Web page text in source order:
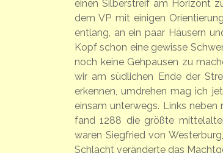
einen Silberstreif am Horizont
dem VP mit einigen
entlang, an ein paar Häusern
Kopf schon eine gewisse
noch keine Gehpausen zu
wir am südlichen Ende der
erkennen, umdrehen mag ich
einsam unterwegs. Links
fand 1288 die größte
waren Siegfried von
Schlacht veränderte das